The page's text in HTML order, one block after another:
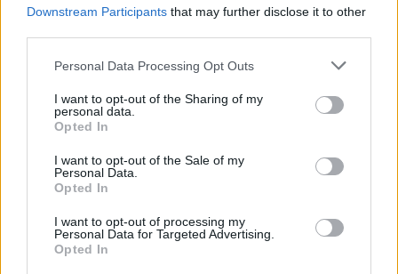
Downstream Participants that may further disclose it to other
Please note that this website/app uses one or more Google
not limited to your visit or usage behaviour. You may click to
grant or deny consent to Google and its third-party tags to
use your data for below specified purposes in below Google
consent section.
Personal Data Processing Opt Outs
I want to opt-out of the Sharing of my
personal data.
Opted In
I want to opt-out of the Sale of my
Personal Data.
Opted In
I want to opt-out of processing my
Personal Data for Targeted Advertising.
Opted In